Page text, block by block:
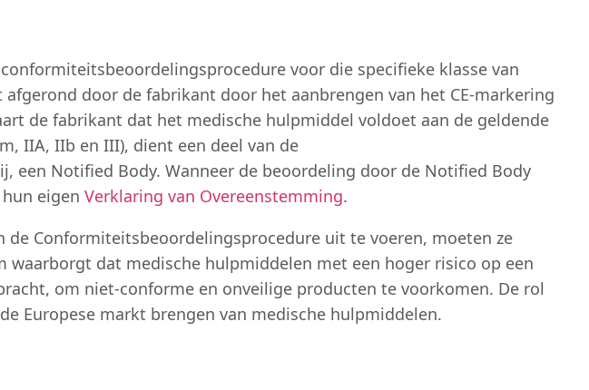
voor die specifieke klasse van
door de fabrikant door het aanbrengen van het CE-markering
de fabrikant dat het medische hulpmiddel voldoet aan de geldende
IIA, IIb en III), dient een deel van de
Notified Body. Wanneer de beoordeling door de Notified Body
eigen Verklaring van Overeenstemming.
Conformiteitsbeoordelingsprocedure uit te voeren, moeten ze
dat medische hulpmiddelen met een hoger risico op een
om niet-conforme en onveilige producten te voorkomen. De rol
Europese markt brengen van medische hulpmiddelen.